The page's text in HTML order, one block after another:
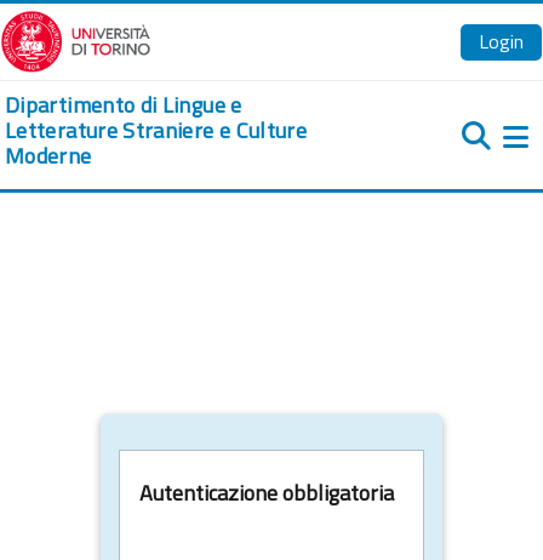
Vai al contenuto principale
Login
Dipartimento di Lingue e
Letterature Straniere e Culture
Moderne
Autenticazione obbligatoria